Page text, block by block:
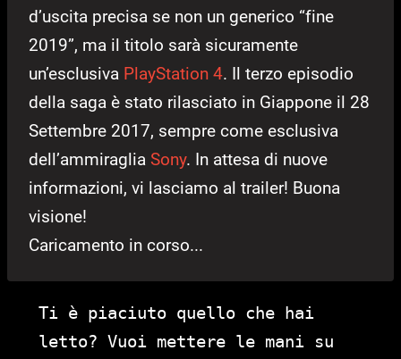
d’uscita precisa se non un generico “fine
2019”, ma il titolo sarà sicuramente
un’esclusiva PlayStation 4. Il terzo episodio
della saga è stato rilasciato in Giappone il 28
Settembre 2017, sempre come esclusiva
dell’ammiraglia Sony. In attesa di nuove
informazioni, vi lasciamo al trailer! Buona
visione!
Caricamento in corso...
Ti è piaciuto quello che hai
letto? Vuoi mettere le mani su